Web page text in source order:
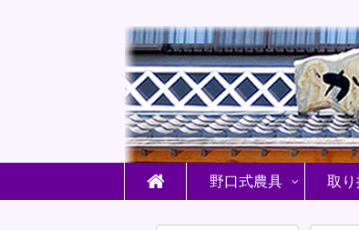
野口式農具 取り